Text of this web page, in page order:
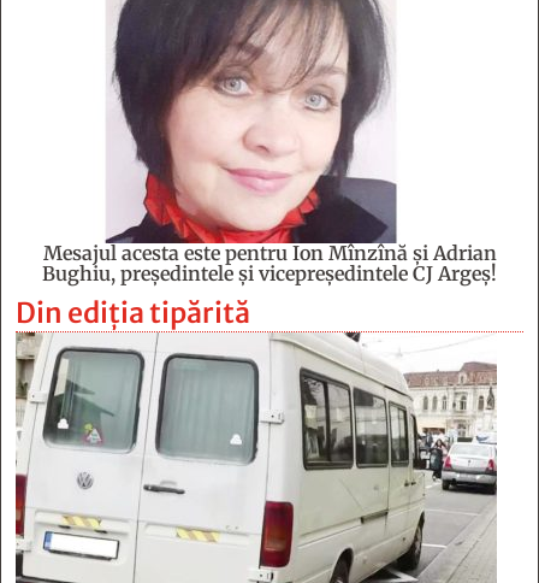
Mesajul acesta este pentru Ion Mînzînă şi Adrian
Bughiu, preşedintele şi vicepreşedintele CJ Argeş!
Din ediția tipărită